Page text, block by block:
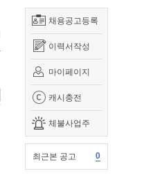
채용공고등록
이력서작성
마이페이지
캐시충전
체불사업주
최근본 공고 0